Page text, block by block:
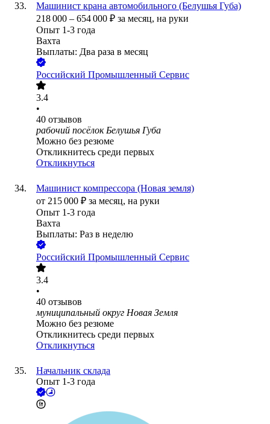
Машинист крана автомобильного (Белушья Губа)
218 000 – 654 000 ₽ за месяц, на руки
Опыт 1-3 года
Вахта
Выплаты: Два раза в месяц
Российский Промышленный Сервис
3.4
•
40 отзывов
рабочий посёлок Белушья Губа
Можно без резюме
Откликнитесь среди первых
Откликнуться
Машинист компрессора (Новая земля)
от 215 000 ₽ за месяц, на руки
Опыт 1-3 года
Вахта
Выплаты: Раз в неделю
Российский Промышленный Сервис
3.4
•
40 отзывов
муниципальный округ Новая Земля
Можно без резюме
Откликнитесь среди первых
Откликнуться
Начальник склада
Опыт 1-3 года